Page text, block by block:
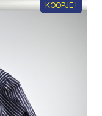
KOOPJE !
KOOPJE !